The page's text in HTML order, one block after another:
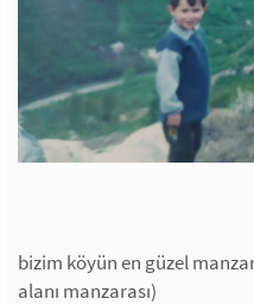
bizim köyün en güzel
alanı manzarası)